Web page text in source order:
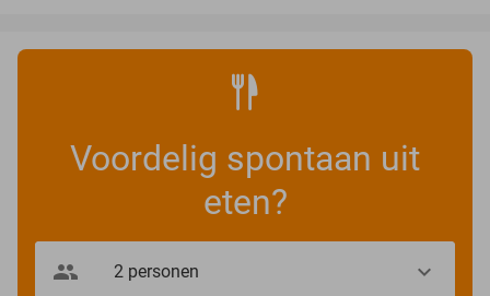
Voordelig spontaan uit
eten?